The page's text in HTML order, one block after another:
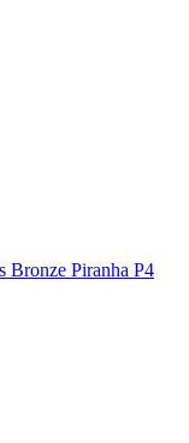
Bronze Piranha P4